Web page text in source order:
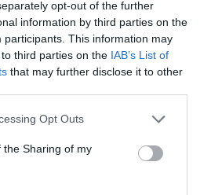
opt-out of the further
information by third parties on the
participants. This information may
third parties on the IAB’s List of
that may further disclose it to other
Opt Outs
the Sharing of my
no tanto por la tecnología
de interpretarla.
“revoluciones” que, con el
ser evoluciones: importantes,
Eso justifica cierto
profundo, aunque todavía no
o simplemente otro
El verdadero problema
sabe bien cómo ponerle